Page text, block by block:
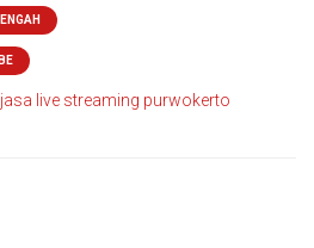
jasa live streaming purwokerto